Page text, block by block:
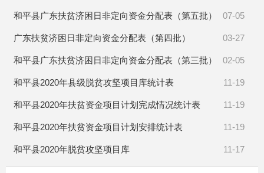
07-05
和平县广东扶贫济困日非定向资金分配表（第五批）
03-27
广东扶贫济困日非定向资金分配表（第四批）
02-05
和平县广东扶贫济困日非定向资金分配表（第三批）
11-19
和平县2020年县级脱贫攻坚项目库统计表
11-19
和平县2020年扶贫资金项目计划完成情况统计表
11-19
和平县2020年扶贫资金项目计划安排统计表
11-17
和平县2020年脱贫攻坚项目库